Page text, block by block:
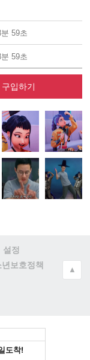
59초
59초
구입하기
설정
보호정책
▲